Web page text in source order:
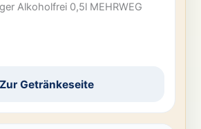
Alkoholfrei 0,5l MEHRWEG
Zur Getränkeseite